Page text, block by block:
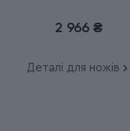
2 966 ₴
Деталі для ножів